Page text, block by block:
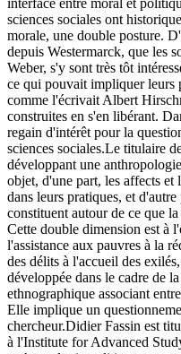
interface entre moral et
sciences sociales ont
morale, une double posture.
depuis Westermarck, que les
Weber, s'y sont très tôt
ce qui pouvait impliquer leurs
comme l'écrivait Albert
construites en s'en libérant.
regain d'intérêt pour la
sciences sociales.Le titulaire
développant une
objet, d'une part, les affects et
dans leurs pratiques, et
constituent autour de ce que
Cette double dimension est à
l'assistance aux pauvres à la
des délits à l'accueil des
développée dans le cadre de
ethnographique associant
Elle implique un
chercheur.Didier Fassin est
à l'Institute for Advanced